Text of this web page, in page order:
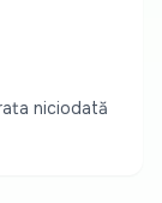
niciodată